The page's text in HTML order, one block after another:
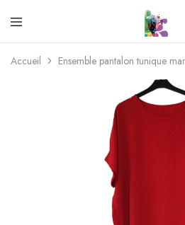
Accueil Ensemble pantalon tunique